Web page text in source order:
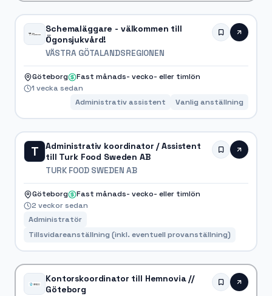
Schemaläggare - välkommen till
Ögonsjukvård!
VÄSTRA GÖTALANDSREGIONEN
Göteborg
Fast månads- vecko- eller timlön
1 vecka sedan
Administrativ assistent
Vanlig anställning
T
Administrativ koordinator / Assistent
till Turk Food Sweden AB
TURK FOOD SWEDEN AB
Göteborg
Fast månads- vecko- eller timlön
2 veckor sedan
Administratör
Tillsvidareanställning (inkl. eventuell provanställning)
Kontorskoordinator till Hemnovia //
Göteborg